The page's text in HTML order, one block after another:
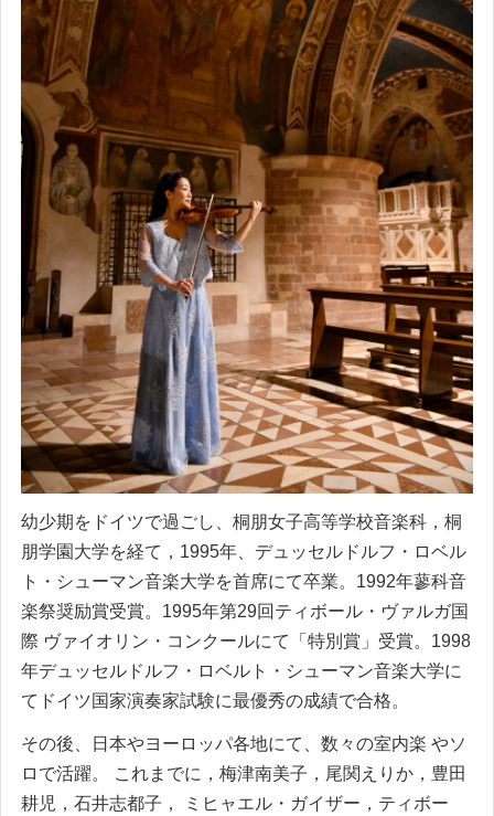
幼少期をドイツで過ごし、桐朋女子高等学校音楽科，桐
朋学園大学を経て， 1995年、デュッセルドルフ・ロベル
ト・シューマン音楽大学を首席にて卒業。 1992年蓼科音
楽祭奨励賞受賞。 1995年第29回ティボール・ヴァルガ国
際 ヴァイオリン・コンクールにて「特別賞」受賞。 1998
年デュッセルドルフ・ロベルト・シューマン音楽大学に
てドイツ国家演奏家試験に最優秀の成績で合格。
その後、日本やヨーロッパ各地にて、数々の室内楽 やソ
ロで活躍。 これまでに，梅津南美子，尾関えりか，豊田
耕児，石井志都子， ミヒャエル・ガイザー，ティボー